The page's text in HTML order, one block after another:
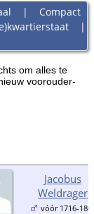
| Compact
|
om alles te
voorouder-
Jacobus
Weldrager
vóór 1716-